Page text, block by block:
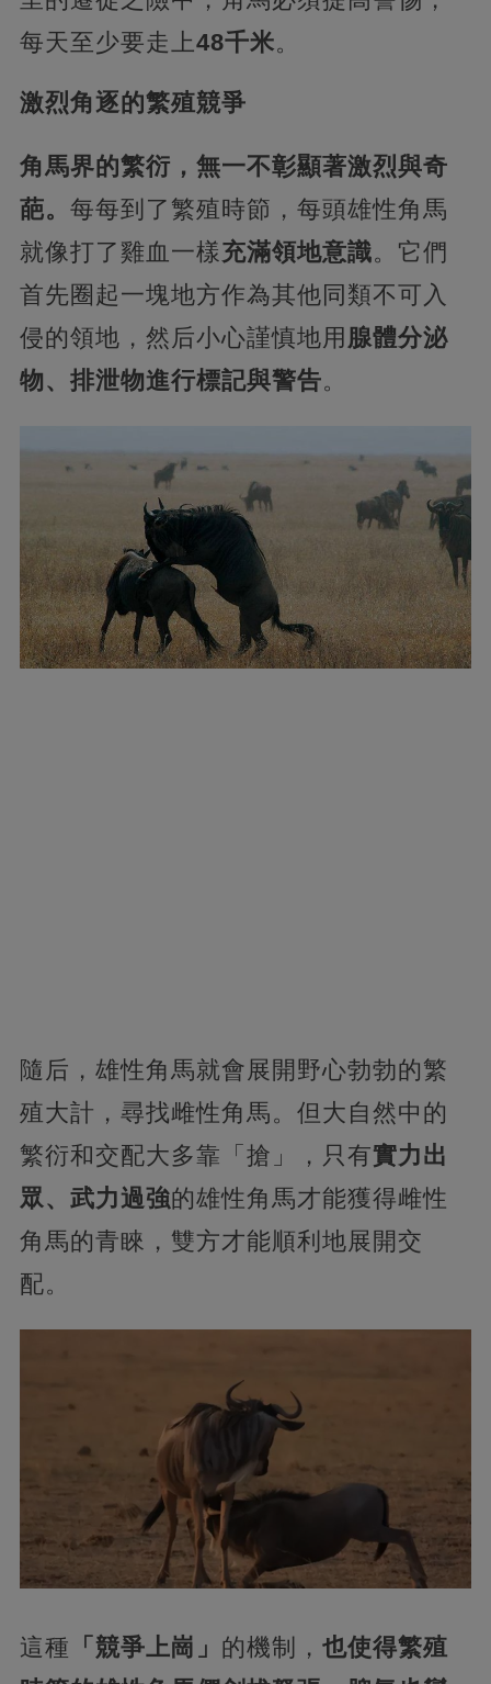
每天至少要走上48千米。
激烈角逐的繁殖競爭
角馬界的繁衍，無一不彰顯著激烈與奇
葩。 每每到了繁殖時節，每頭雄性角馬
就像打了雞血一樣充滿領地意識。它們
首先圈起一塊地方作為其他同類不可入
侵的領地，然后小心謹慎地用 腺體分泌
物、排泄物進行標記與警告。
隨后，雄性角馬就會展開野心勃勃的繁
殖大計，尋找雌性角馬。但大自然中的
繁衍和交配大多靠「搶」，只有實力出
眾、武力過強的雄性角馬才能獲得雌性
角馬的青睞，雙方才能順利地展開交
配。
這種 「競爭上崗」 的機制， 也使得繁殖